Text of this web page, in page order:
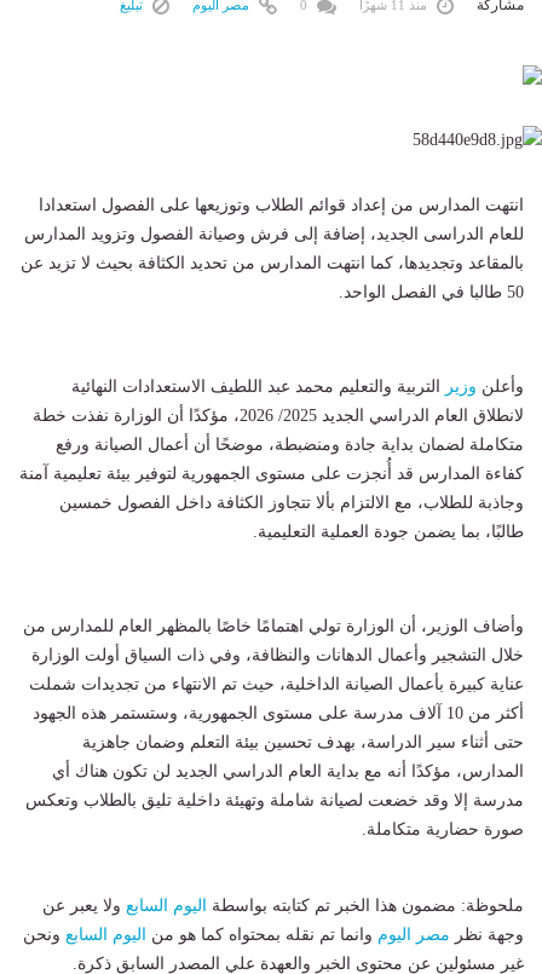
مشاركة منذ 11 شهرًا مصر اليوم تبليغ
انتهت المدارس من إعداد قوائم الطلاب وتوزيعها على الفصول استعدادا
للعام الدراسى الجديد، إضافة إلى فرش وصيانة الفصول وتزويد المدارس
بالمقاعد وتجديدها، كما انتهت المدارس من تحديد الكثافة بحيث لا تزيد عن
50 طالبا في الفصل الواحد.
وأعلن وزير
التربية والتعليم محمد عبد اللطيف الاستعدادات النهائية
لانطلاق العام الدراسي الجديد 2025/ 2026، مؤكدًا أن الوزارة نفذت خطة
متكاملة لضمان بداية جادة ومنضبطة، موضحًا أن أعمال الصيانة ورفع
كفاءة المدارس قد أُنجزت على مستوى الجمهورية لتوفير بيئة تعليمية آمنة
وجاذبة للطلاب، مع الالتزام بألا تتجاوز الكثافة داخل الفصول خمسين
طالبًا، بما يضمن جودة العملية التعليمية.
وأضاف الوزير، أن الوزارة تولي اهتمامًا خاصًا بالمظهر العام للمدارس من
خلال التشجير وأعمال الدهانات والنظافة، وفي ذات السياق أولت الوزارة
عناية كبيرة بأعمال الصيانة الداخلية، حيث تم الانتهاء من تجديدات شملت
أكثر من 10 آلاف مدرسة على مستوى الجمهورية، وستستمر هذه الجهود
حتى أثناء سير الدراسة، بهدف تحسين بيئة التعلم وضمان جاهزية
المدارس، مؤكدًا أنه مع بداية العام الدراسي الجديد لن تكون هناك أي
مدرسة إلا وقد خضعت لصيانة شاملة وتهيئة داخلية تليق بالطلاب وتعكس
صورة حضارية متكاملة.
ملحوظة: مضمون هذا الخبر تم كتابته بواسطة اليوم السابع ولا يعبر عن
وجهة نظر مصر اليوم وانما تم نقله بمحتواه كما هو من اليوم السابع ونحن
غير مسئولين عن محتوى الخبر والعهدة علي المصدر السابق ذكرة.